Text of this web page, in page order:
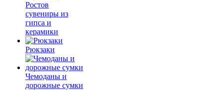
Ростов
сувениры из
гипса и
керамики
Рюкзаки
Чемоданы и
дорожные сумки